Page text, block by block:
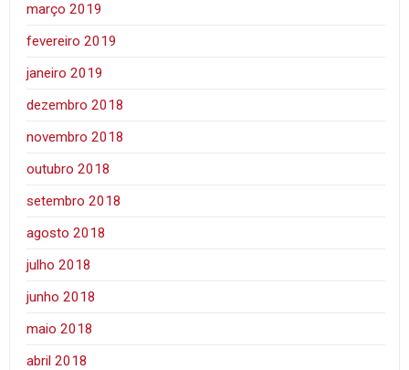
março 2019
fevereiro 2019
janeiro 2019
dezembro 2018
novembro 2018
outubro 2018
setembro 2018
agosto 2018
julho 2018
junho 2018
maio 2018
abril 2018